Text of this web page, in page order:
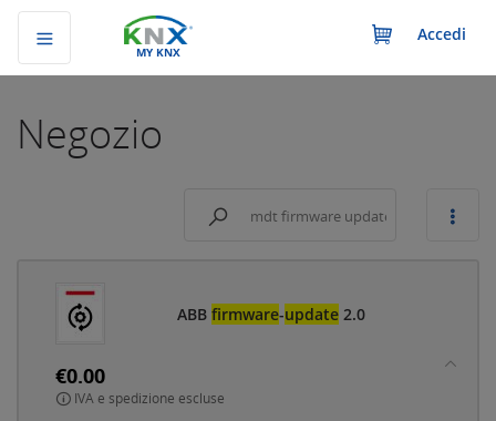
MY KNX
Accedi
Negozio
ABB firmware-update 2.0
€0.00
IVA e spedizione escluse